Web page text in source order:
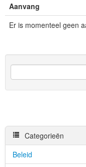
Aanvang
Er is momenteel geen
Categorieën
Beleid